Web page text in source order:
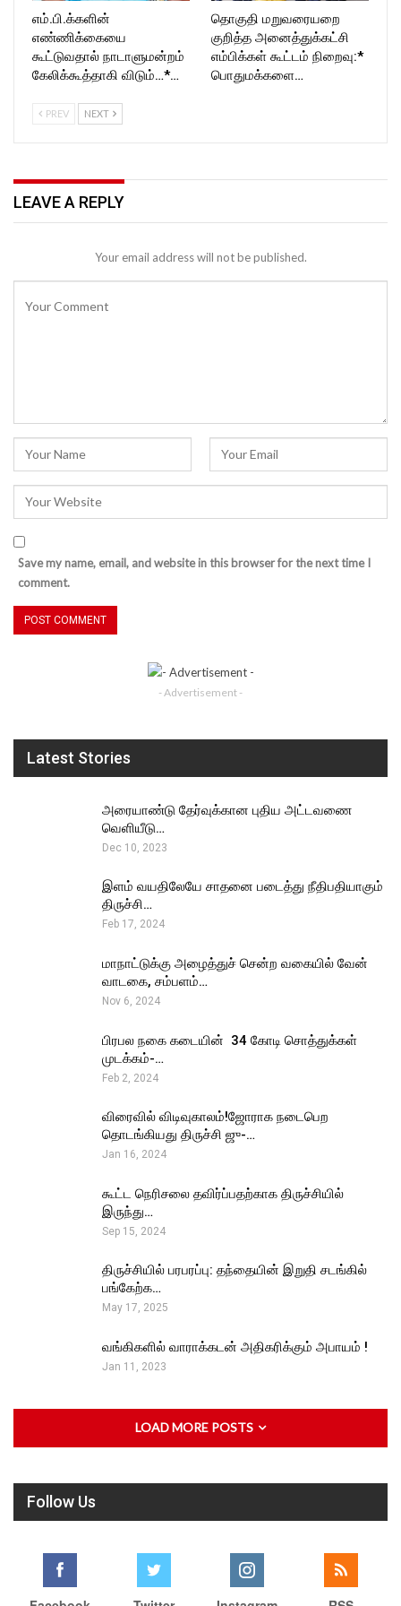
எம்.பி.க்களின்
எண்ணிக்கையை
கூட்டுவதால் நாடாளுமன்றம்
கேலிக்கூத்தாகி விடும்…*…
தொகுதி மறுவரையறை
குறித்த அனைத்துக்கட்சி
எம்பிக்கள் கூட்டம் நிறைவு:*
பொதுமக்களை…
PREV NEXT
LEAVE A REPLY
Your email address will not be published.
Save my name, email, and website in this browser for the next time I
comment.
- Advertisement -
Latest Stories
அரையாண்டு தேர்வுக்கான புதிய அட்டவணை
வெளியீடு…
Dec 10, 2023
இளம் வயதிலேயே சாதனை படைத்து நீதிபதியாகும்
திருச்சி…
Feb 17, 2024
மாநாட்டுக்கு அழைத்துச் சென்ற வகையில் வேன்
வாடகை, சம்பளம்…
Nov 6, 2024
பிரபல நகை கடையின் ₹ 34 கோடி சொத்துக்கள்
முடக்கம்-…
Feb 2, 2024
விரைவில் விடிவுகாலம்!ஜோராக நடைபெற
தொடங்கியது திருச்சி ஜு-…
Jan 16, 2024
கூட்ட நெரிசலை தவிர்ப்பதற்காக திருச்சியில்
இருந்து…
Sep 15, 2024
திருச்சியில் பரபரப்பு: தந்தையின் இறுதி சடங்கில்
பங்கேற்க…
May 17, 2025
வங்கிகளில் வாராக்கடன் அதிகரிக்கும் அபாயம் !
Jan 11, 2023
LOAD MORE POSTS
Follow Us